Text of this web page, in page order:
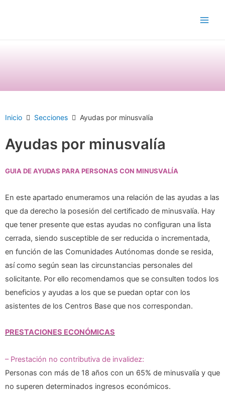
Inicio Secciones Ayudas por minusvalía
Ayudas por minusvalía
GUIA DE AYUDAS PARA PERSONAS CON MINUSVALÍA
En este apartado enumeramos una relación de las ayudas a las
que da derecho la posesión del certificado de minusvalía. Hay
que tener presente que estas ayudas no configuran una lista
cerrada, siendo susceptible de ser reducida o incrementada,
en función de las Comunidades Autónomas donde se resida,
así como según sean las circunstancias personales del
solicitante. Por ello recomendamos que se consulten todos los
beneficios y ayudas a los que se puedan optar con los
asistentes de los Centros Base que nos correspondan.
PRESTACIONES ECONÓMICAS
– Prestación no contributiva de invalidez:
Personas con más de 18 años con un 65% de minusvalía y que
no superen determinados ingresos económicos.